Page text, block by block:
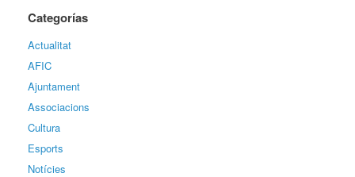
Categorías
Actualitat
AFIC
Ajuntament
Associacions
Cultura
Esports
Notícies